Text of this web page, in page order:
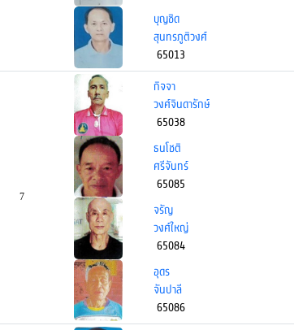
บุญชิด
สุนทรภูติวงศ์
65013
7
กิจจา
วงศ์จินดารักษ์
65038
ธนโชติ
ศรีจันทร์
65085
จรัญ
วงศ์ใหญ่
65084
อุดร
จันปาลี
65086